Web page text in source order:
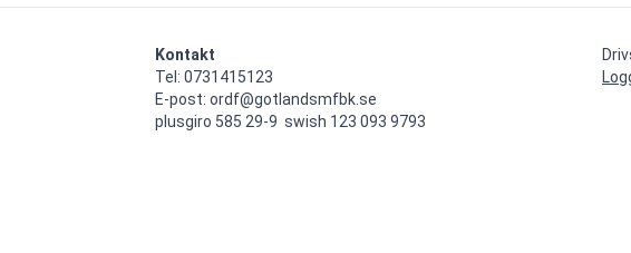
Kontakt
Tel: 0731415123
E-post: ordf@gotlandsmfbk.se
plusgiro 585 29-9  swish 123 093 9793